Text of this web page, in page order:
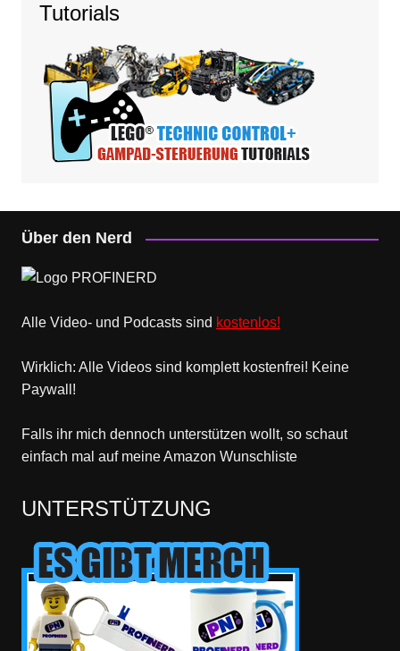
Tutorials
Über den Nerd
Alle Video- und Podcasts sind kostenlos!
Wirklich: Alle Videos sind komplett kostenfrei! Keine
Paywall!
Falls ihr mich dennoch unterstützen wollt, so schaut
einfach mal auf meine Amazon Wunschliste
UNTERSTÜTZUNG